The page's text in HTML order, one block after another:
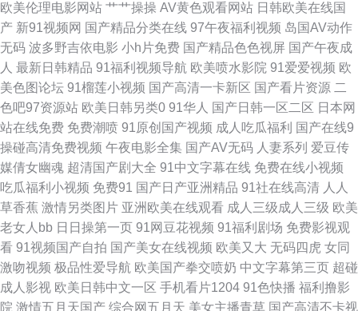
狸 另类图片激情 亚美影视免费在线观看 国产处破免费观看 日本免费人成在
线网站 91九色熟女老版 久叭叭电影网 先锋影音男人资源 福利丝袜美腿视频
网站 片多多影院 长太粗太久太硬了 国产亚洲日韩在线观看 三级a午夜电 超
碰在线影院 女仆撅着光屁股让主人打SP 在线观看二区三区 国产天天操天天
干 日韩欧美在线视频观看 91小視頻 久久嫩草精品久久 性欧美一区二区 福利
导航入口 日本高清一二三区视频在线 91婷婷射 九色影院 午夜激情黄色 成人
看片免费30分钟 欧美日韩国产综合自拍 最近国语视 韩国男女做爱 国产经典
三级在线免 天天天干天天天干 超碰免费进入 欧美aa网页 亚洲中文欧美日韩
欧美伦理电影网站 艹艹操操 AV黄色观看网站 日韩欧美在线国
产 新91视频网 国产精品分类在线 97午夜福利视频 岛国AV动作
无码 波多野吉依电影 小h片免费 国产精品色色视屏 国产午夜成
人 最新日韩精品 91福利视频导航 欧美喷水影院 91爱爱视频 欧
美色图论坛 91榴莲小视频 国产高清一卡新区 国产看片资源 二
色吧97资源站 欧美日韩另类0 91华人 国产日韩一区二区 日本网
站在线免费 免费潮喷 91原创国产视频 成人吃瓜福利 国产在线9
操碰高清免费视频 午夜电影全集 国产AV无码 人妻系列 爱豆传
媒倩女幽魂 超清国产剧大全 91中文字幕在线 免费在线小视频
吃瓜福利小视频 免费91 国产日产亚洲精品 91社在线高清 人人
草香蕉 激情另类图片 亚洲欧美在线观看 成人三级成人三级 欧美
老女人bb 日日操第一页 91网豆花视频 91福利剧场 免费影视观
看 91视频国产自拍 国产美女在线视频 欧美又大 无码四虎 女同
激吻视频 极品性爱导航 欧美国产拳交喷奶 中文字幕第三页 超碰
成人影视 欧美日韩中文一区 手机看片1204 91色快播 福利撸影
院 激情五月天国产 综合网五月天 美女主播青草 国产高清不卡视